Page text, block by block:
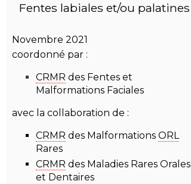
Fentes labiales et/ou palatines
Novembre 2021
coordonné par :
CRMR des Fentes et
Malformations Faciales
avec la collaboration de :
CRMR des MalformationsORL
Rares
CRMR des Maladies Rares Orales
et Dentaires